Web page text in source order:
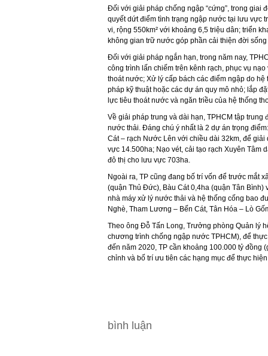
Đối với giải pháp chống ngập “cứng”, trong giai
quyết dứt điểm tình trạng ngập nước tại lưu vực
vi, rộng 550km² với khoảng 6,5 triệu dân; triển
không gian trữ nước góp phần cải thiện đời
Đối với giải pháp ngắn hạn, trong năm nay,
công trình lấn chiếm trên kênh rạch, phục vụ
thoát nước; Xử lý cấp bách các điểm ngập do
pháp kỹ thuật hoặc các dự án quy mô nhỏ; lắp
lực tiêu thoát nước và ngăn triều của hệ thống
Về giải pháp trung và dài hạn, TPHCM tập
nước thải. Đáng chú ý nhất là 2 dự án trọng
Cát – rạch Nước Lên với chiều dài 32km, để
vực 14.500ha; Nạo vét, cải tạo rạch Xuyên Tâm
đô thị cho lưu vực 703ha.
Ngoài ra, TP cũng đang bố trí vốn để trước mắt
(quận Thủ Đức), Bàu Cát 0,4ha (quận Tân
nhà máy xử lý nước thải và hệ thống cống bao
Nghè, Tham Lương – Bến Cát, Tân Hóa – Lò
Theo ông Đỗ Tấn Long, Trưởng phòng Quản lý
chương trình chống ngập nước TPHCM), để
đến năm 2020, TP cần khoảng 100.000 tỷ đồng
chỉnh và bố trí ưu tiên các hạng mục để thực
bình luận